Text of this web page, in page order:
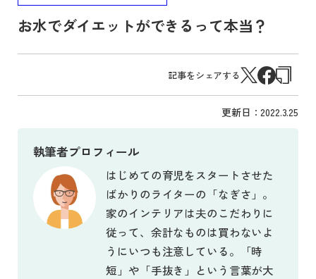
お水でダイエットができるって本当？
記事をシェアする
更新日：2022.3.25
執筆者プロフィール
はじめての育児をスタートさせた
ばかりのライターの「なぎさ」。
家のインテリアは夫のこだわりに
従って、余計なものは買わないよ
うにいつも注意している。「時
短」や「手抜き」という言葉が大